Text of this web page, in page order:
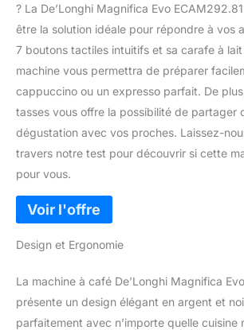
? La De’Longhi Magnifica Evo
être la solution idéale pour répondre à vos
7 boutons tactiles intuitifs et sa carafe à
machine vous permettra de préparer
cappuccino ou un expresso parfait. De
tasses vous offre la possibilité de partager
dégustation avec vos proches. Laissez-
travers notre test pour découvrir si cette
pour vous.
Design et Ergonomie
La machine à café De’Longhi Magnifica
présente un design élégant en argent et
parfaitement avec n’importe quelle cuisine